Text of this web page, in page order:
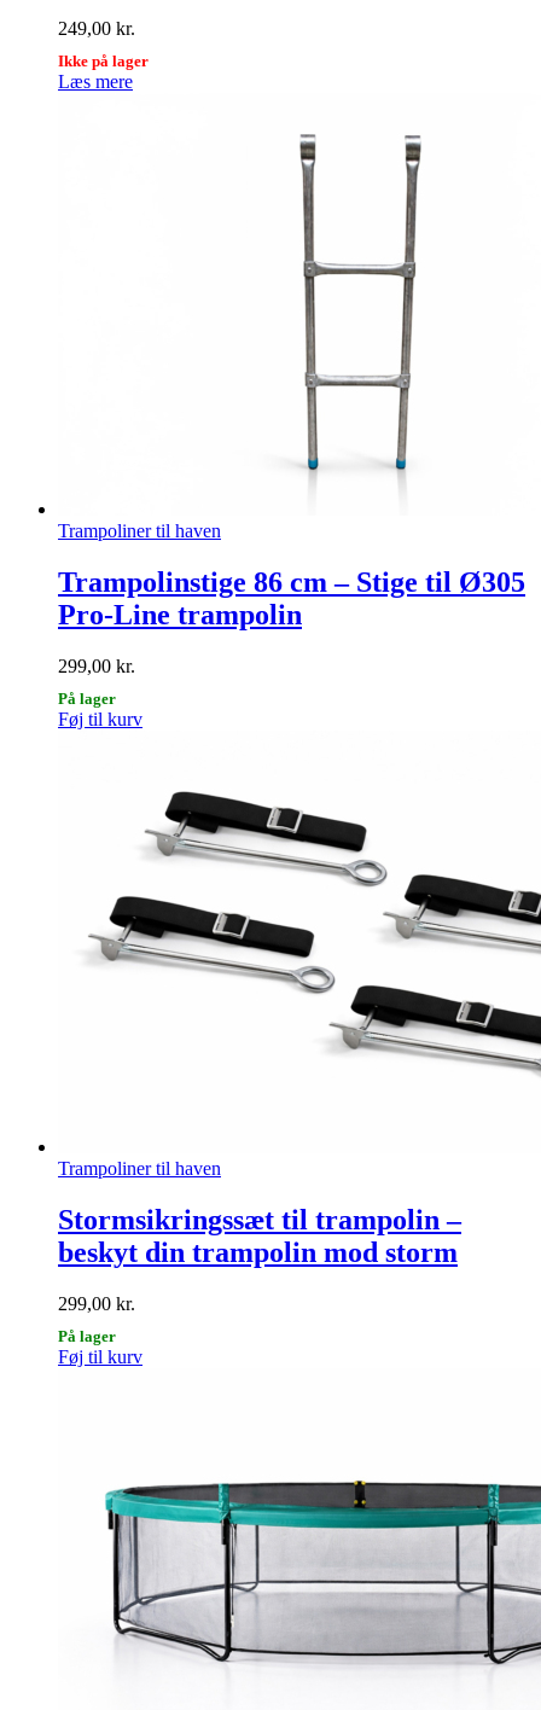
249,00 kr.
Ikke på lager
Læs mere
Trampoliner til haven
Trampolinstige 86 cm – Stige til Ø305
Pro-Line trampolin
299,00 kr.
På lager
Føj til kurv
Trampoliner til haven
Stormsikringssæt til trampolin –
beskyt din trampolin mod storm
299,00 kr.
På lager
Føj til kurv